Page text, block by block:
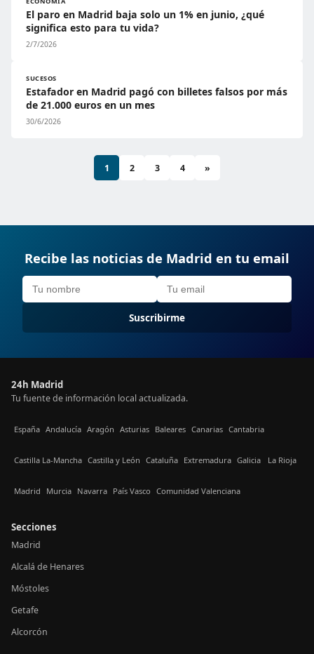
El paro en Madrid baja solo un 1% en junio, ¿qué
significa esto para tu vida?
2/7/2026
SUCESOS
Estafador en Madrid pagó con billetes falsos por más
de 21.000 euros en un mes
30/6/2026
1 2 3 4 »
Recibe las noticias de Madrid en tu email
Suscribirme
24h Madrid
Tu fuente de información local actualizada.
España Andalucía Aragón Asturias Baleares Canarias Cantabria
Castilla La-Mancha Castilla y León Cataluña Extremadura Galicia La Rioja
Madrid Murcia Navarra País Vasco Comunidad Valenciana
Secciones
Madrid
Alcalá de Henares
Móstoles
Getafe
Alcorcón